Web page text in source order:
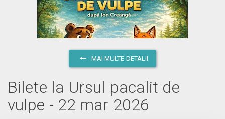
MAI MULTE DETALII
Bilete la Ursul pacalit de
vulpe - 22 mar 2026